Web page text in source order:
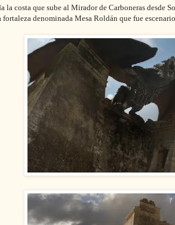
la costa que sube al Mirador de Carboneras desde
denominada Mesa Roldán que fue